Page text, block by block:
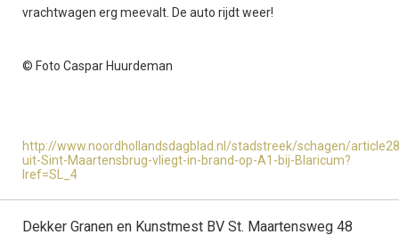
vrachtwagen erg meevalt. De auto rijdt weer!
© Foto Caspar Huurdeman
http://www.noordhollandsdagblad.nl/stadstreek/schagen/
uit-Sint-Maartensbrug-vliegt-in-brand-op-A1-bij-Blaricum?
lref=SL_4
Dekker Granen en Kunstmest BV St. Maartensweg 48